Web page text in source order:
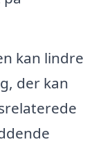
kan lindre
der kan